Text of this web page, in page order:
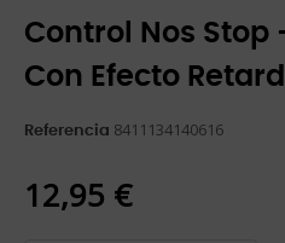
Control Nos Stop
Con Efecto
Referencia 8411134140616
12,95 €